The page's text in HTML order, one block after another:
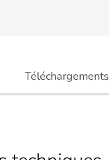
Téléchargements